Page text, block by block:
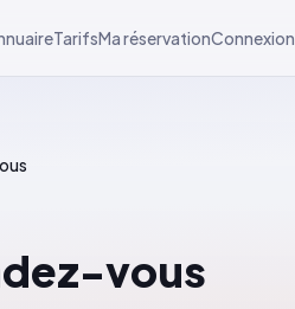
TarifsMa réservationConnexion
vous